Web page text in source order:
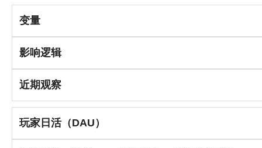
变量
影响逻辑
近期观察
玩家日活（DAU）